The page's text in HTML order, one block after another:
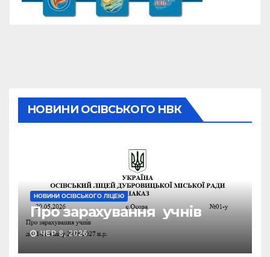
НОВИНИ ОСІВСЬКОГО НВК
НОВИНИ ОСІВСЬКОГО ЛІЦЕЮ
Про зарахування учнів
ЧЕР 8, 2026